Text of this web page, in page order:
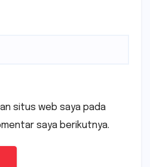
situs web saya pada
saya berikutnya.